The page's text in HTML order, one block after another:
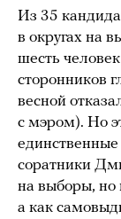
Из 35
в округах на
шесть
сторонников
весной
с мэром). Но
соратники
на выборы,
а как